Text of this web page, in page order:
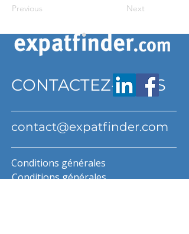
Previous Next
CONTACTEZ-NOUS
contact@expatfinder.com
Conditions générales
Conditions générales